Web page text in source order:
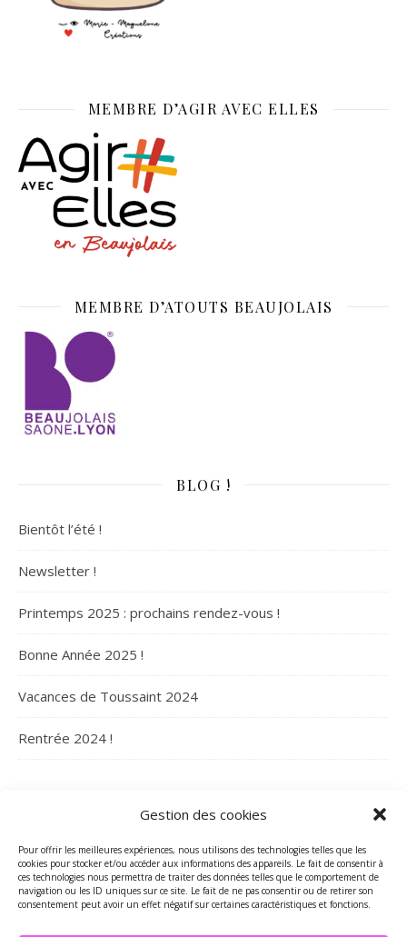
Gestion des cookies
Pour offrir les meilleures expériences, nous utilisons des technologies telles que les
cookies pour stocker et/ou accéder aux informations des appareils. Le fait de consentir à
ces technologies nous permettra de traiter des données telles que le comportement de
navigation ou les ID uniques sur ce site. Le fait de ne pas consentir ou de retirer son
consentement peut avoir un effet négatif sur certaines caractéristiques et fonctions.
MEMBRE D’AGIR AVEC ELLES
MEMBRE D’ATOUTS BEAUJOLAIS
BLOG !
Bientôt l’été !
Newsletter !
Printemps 2025 : prochains rendez-vous !
Bonne Année 2025 !
Vacances de Toussaint 2024
Rentrée 2024 !
ARCHIVES
Archives